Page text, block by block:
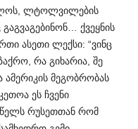
ლტოლვილების
ქვეყნის
ასეთი ლექსი: “ვინც
რა გიხარია, შე
მეგობრობას
ეს ჩვენი
წელს რუსეთთან რომ